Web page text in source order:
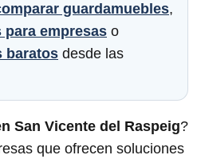
guardamuebles,
empresas o
baratos desde las
San Vicente del Raspeig?
que ofrecen soluciones